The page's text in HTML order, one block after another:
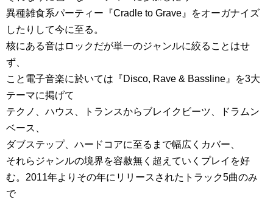
異種雑食系パーティー『Cradle to Grave』をオーガナイズ
したりして今に至る。
核にある音はロックだが単一のジャンルに絞ることはせ
ず、
こと電子音楽に於いては『Disco, Rave & Bassline』を3大
テーマに掲げて
テクノ、ハウス、トランスからブレイクビーツ、ドラムン
ベース、
ダブステップ、ハードコアに至るまで幅広くカバー、
それらジャンルの境界を容赦無く超えていくプレイを好
む。2011年よりその年にリリースされたトラック5曲のみ
で